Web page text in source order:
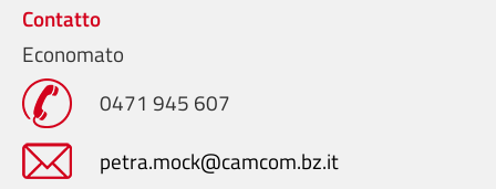
Contatto
Economato
0471 945 607
petra.mock@camcom.bz.it